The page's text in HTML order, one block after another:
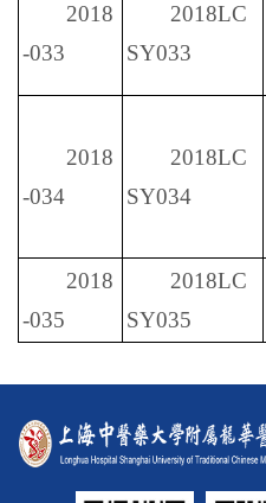
2018
-033
2018LC
SY033
2018
-034
2018LC
SY034
2018
-035
2018LC
SY035